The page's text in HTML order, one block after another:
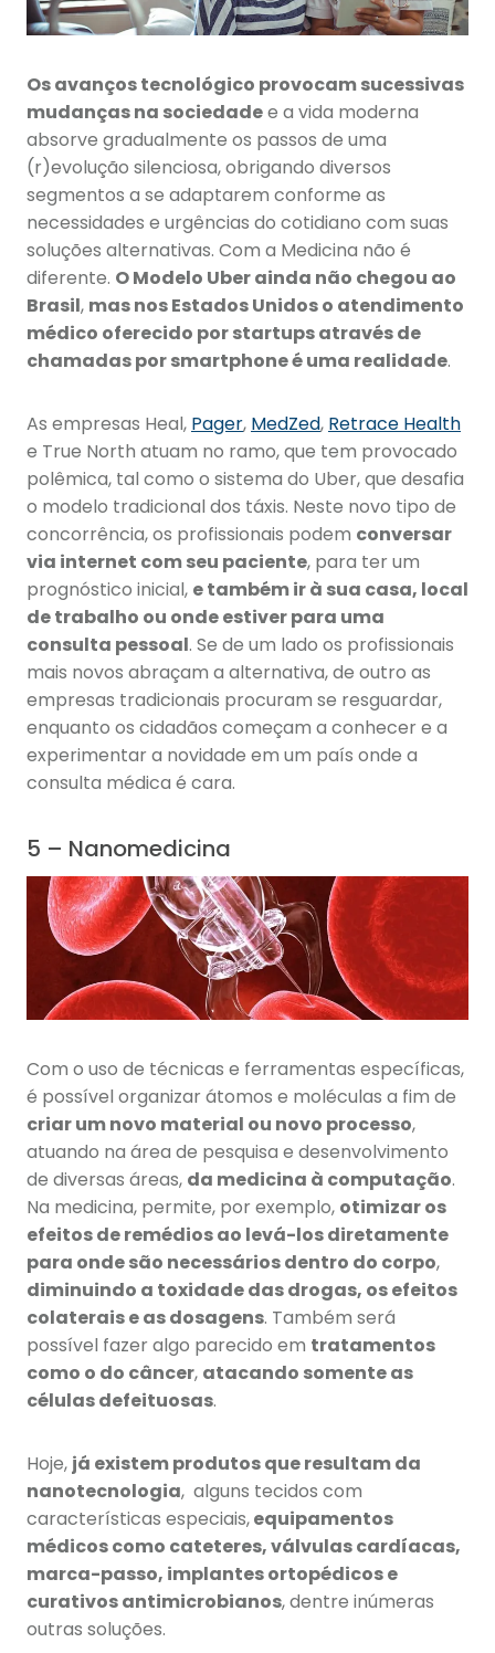
Os avanços tecnológico provocam sucessivas
mudanças na sociedadee a vida moderna
absorve gradualmente os passos de uma
(r)evolução silenciosa, obrigando diversos
segmentos a se adaptarem conforme as
necessidades e urgências do cotidiano com suas
soluções alternativas. Com a Medicina não é
diferente. O Modelo Uber ainda não chegou ao
Brasil, mas nos Estados Unidos o atendimento
médico oferecido por startups através de
chamadas por smartphone é uma realidade.
As empresas Heal, Pager, MedZed, Retrace Health
e True North atuam no ramo, que tem provocado
polêmica, tal como o sistema do Uber, que desafia
o modelo tradicional dos táxis. Neste novo tipo de
concorrência, os profissionais podem conversar
via internet com seu paciente, para ter um
prognóstico inicial, e também ir à sua casa, local
de trabalho ou onde estiver para uma
consulta pessoal. Se de um lado os profissionais
mais novos abraçam a alternativa, de outro as
empresas tradicionais procuram se resguardar,
enquanto os cidadãos começam a conhecer e a
experimentar a novidade em um país onde a
consulta médica é cara.
5 – Nanomedicina
Com o uso de técnicas e ferramentas específicas,
é possível organizar átomos e moléculas a fim de
criar um novo material ou novo processo,
atuando na área de pesquisa e desenvolvimento
de diversas áreas, da medicina à computação.
Na medicina, permite, por exemplo, otimizar os
efeitos de remédios ao levá-los diretamente
para onde são necessários dentro do corpo,
diminuindo a toxidade das drogas, os efeitos
colaterais e as dosagens. Também será
possível fazer algo parecido em tratamentos
como o do câncer, atacando somente as
células defeituosas.
Hoje, já existem produtos que resultam da
nanotecnologia, alguns tecidos com
características especiais,equipamentos
médicos como cateteres, válvulas cardíacas,
marca-passo, implantes ortopédicos e
curativos antimicrobianos, dentre inúmeras
outras soluções.